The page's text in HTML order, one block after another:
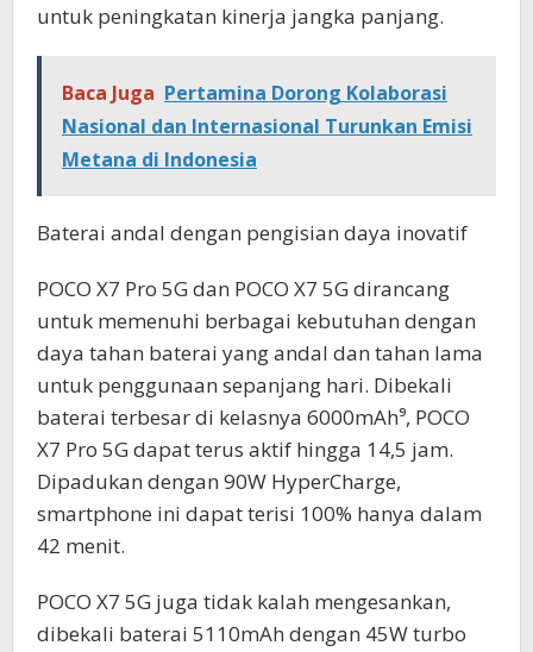
untuk peningkatan kinerja jangka panjang.
Baca Juga Pertamina Dorong Kolaborasi
Nasional dan Internasional Turunkan Emisi
Metana di Indonesia
Baterai andal dengan pengisian daya inovatif
POCO X7 Pro 5G dan POCO X7 5G dirancang
untuk memenuhi berbagai kebutuhan dengan
daya tahan baterai yang andal dan tahan lama
untuk penggunaan sepanjang hari. Dibekali
baterai terbesar di kelasnya 6000mAh⁹, POCO
X7 Pro 5G dapat terus aktif hingga 14,5 jam.
Dipadukan dengan 90W HyperCharge,
smartphone ini dapat terisi 100% hanya dalam
42 menit.
POCO X7 5G juga tidak kalah mengesankan,
dibekali baterai 5110mAh dengan 45W turbo